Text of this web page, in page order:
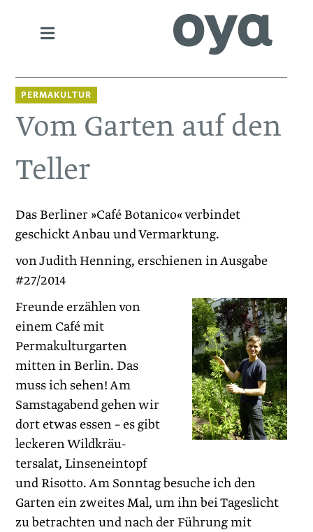
PERMAKULTUR
Vom Garten auf den
Teller
Das Berliner »Café Botanico« verbindet
geschickt Anbau und Vermarktung.
von Judith Henning, erschienen in Ausgabe
#27/2014
Freunde erzählen von
einem Café mit
Permakulturgarten
mitten in Berlin. Das
muss ich sehen! Am
Samstagabend gehen wir
dort etwas ­essen – es gibt
leckeren Wildkräu­
tersalat, Linseneintopf
und Risotto. Am Sonntag besuche ich den
Garten ein zweites Mal, um ihn bei Tageslicht
zu betrachten und nach der Führung mit